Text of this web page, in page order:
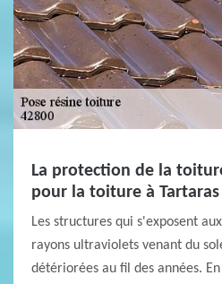
La protection de la
pour la toiture à Tartaras
Les structures qui s'exposent
rayons ultraviolets venant du
détériorées au fil des années.